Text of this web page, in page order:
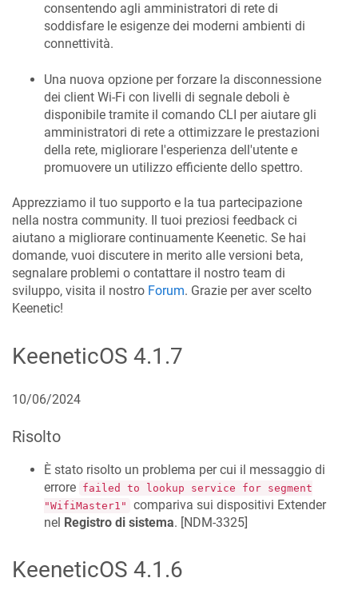
consentendo agli amministratori di rete di
soddisfare le esigenze dei moderni ambienti di
connettività.
Una nuova opzione per forzare la disconnessione
dei client Wi-Fi con livelli di segnale deboli è
disponibile tramite il comando CLI per aiutare gli
amministratori di rete a ottimizzare le prestazioni
della rete, migliorare l'esperienza dell'utente e
promuovere un utilizzo efficiente dello spettro.
Apprezziamo il tuo supporto e la tua partecipazione
nella nostra community. Il tuoi preziosi feedback ci
aiutano a migliorare continuamente Keenetic. Se hai
domande, vuoi discutere in merito alle versioni beta,
segnalare problemi o contattare il nostro team di
sviluppo, visita il nostro Forum. Grazie per aver scelto
Keenetic!
KeeneticOS 4.1.7
10/06/2024
Risolto
È stato risolto un problema per cui il messaggio di
errore failed to lookup service for segment
"WifiMaster1"
compariva sui dispositivi Extender
nel Registro di sistema. [NDM-3325]
KeeneticOS 4.1.6